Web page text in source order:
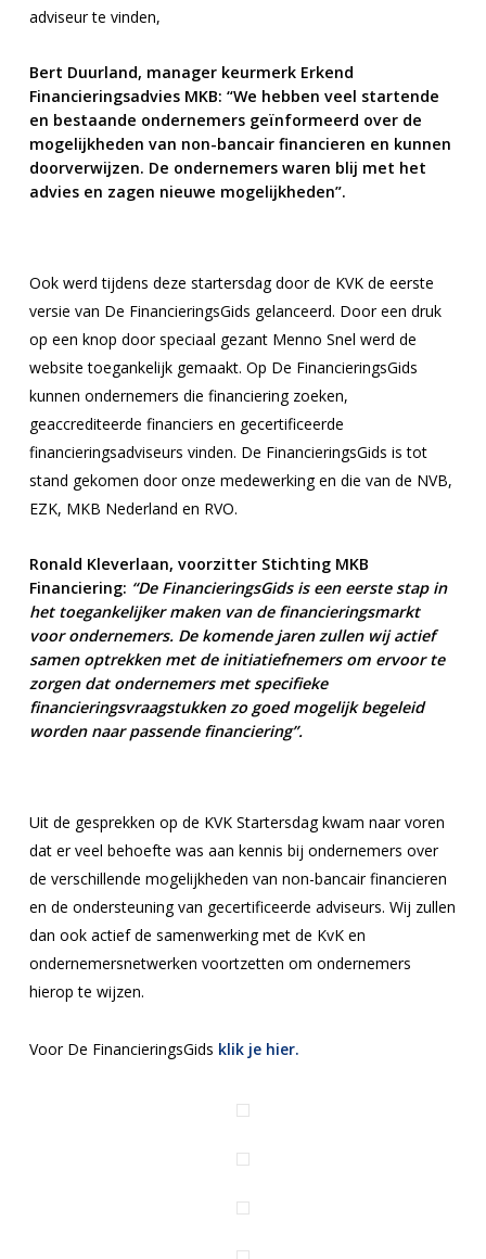
adviseur te vinden,
Bert Duurland, manager keurmerk Erkend
Financieringsadvies MKB: “We hebben veel startende
en bestaande ondernemers geïnformeerd over de
mogelijkheden van non-bancair financieren en kunnen
doorverwijzen. De ondernemers waren blij met het
advies en zagen nieuwe mogelijkheden”.
Ook werd tijdens deze startersdag door de KVK de eerste
versie van De FinancieringsGids gelanceerd. Door een druk
op een knop door speciaal gezant Menno Snel werd de
website toegankelijk gemaakt. Op De FinancieringsGids
kunnen ondernemers die financiering zoeken,
geaccrediteerde financiers en gecertificeerde
financieringsadviseurs vinden. De FinancieringsGids is tot
stand gekomen door onze medewerking en die van de NVB,
EZK, MKB Nederland en RVO.
Ronald Kleverlaan, voorzitter Stichting MKB
Financiering: “De FinancieringsGids is een eerste stap in
het toegankelijker maken van de financieringsmarkt
voor ondernemers. De komende jaren zullen wij actief
samen optrekken met de initiatiefnemers om ervoor te
zorgen dat ondernemers met specifieke
financieringsvraagstukken zo goed mogelijk begeleid
worden naar passende financiering”.
Uit de gesprekken op de KVK Startersdag kwam naar voren
dat er veel behoefte was aan kennis bij ondernemers over
de verschillende mogelijkheden van non-bancair financieren
en de ondersteuning van gecertificeerde adviseurs. Wij zullen
dan ook actief de samenwerking met de KvK en
ondernemersnetwerken voortzetten om ondernemers
hierop te wijzen.
Voor De FinancieringsGids klik je hier.